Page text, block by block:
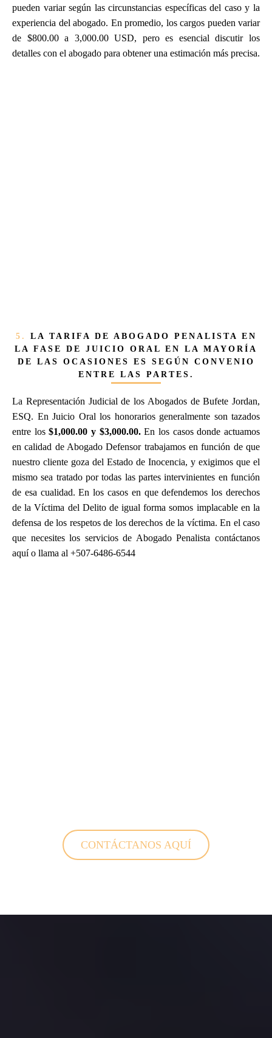
pueden variar según las circunstancias específicas del caso y la
experiencia del abogado. En promedio, los cargos pueden variar
de $800.00 a 3,000.00 USD, pero es esencial discutir los
detalles con el abogado para obtener una estimación más precisa.
5. LA TARIFA DE ABOGADO PENALISTA EN
LA FASE DE JUICIO ORAL EN LA MAYORÍA
DE LAS OCASIONES ES SEGÚN CONVENIO
ENTRE LAS PARTES.
La Representación Judicial de los Abogados de Bufete Jordan,
ESQ. En Juicio Oral los honorarios generalmente son tazados
entre los$1,000.00 y $3,000.00.En los casos donde actuamos
en calidad de Abogado Defensor trabajamos en función de que
nuestro cliente goza del Estado de Inocencia, y exigimos que el
mismo sea tratado por todas las partes intervinientes en función
de esa cualidad. En los casos en que defendemos los derechos
de la Víctima del Delito de igual forma somos implacable en la
defensa de los respetos de los derechos de la víctima. En el caso
que necesites los servicios de Abogado Penalista contáctanos
aquí o llama al +507-6486-6544
CONTÁCTANOS AQUÍ